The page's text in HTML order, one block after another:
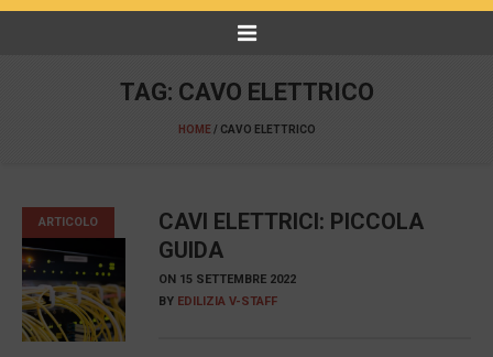
TAG: CAVO ELETTRICO
HOME / CAVO ELETTRICO
ARTICOLO
CAVI ELETTRICI: PICCOLA
GUIDA
ON 15 SETTEMBRE 2022
BY EDILIZIA V-STAFF